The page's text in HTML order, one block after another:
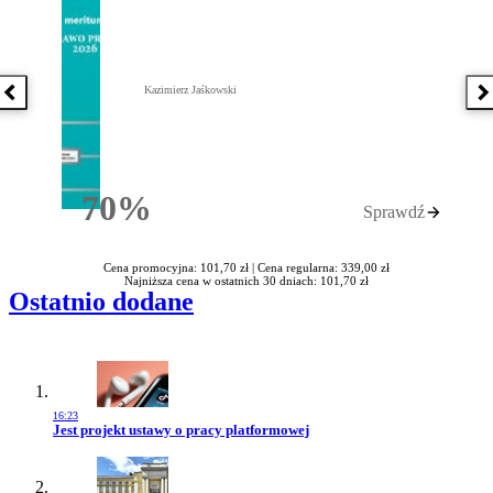
Poprzednia książka
70%Rabatu
Kazimierz Jaśkowski
Sprawdź
Cena promocyjna: 101,70 zł | Cena regularna: 339,00 zł
Najniższa cena w ostatnich 30 dniach: 101,70 zł
Ostatnio dodane
16:23
Przejdź do artykułu:
Jest projekt ustawy o pracy platformowej